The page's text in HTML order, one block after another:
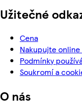
Užitečné
Cena
Nakupujte
Podmínky
Soukromí a
O nás